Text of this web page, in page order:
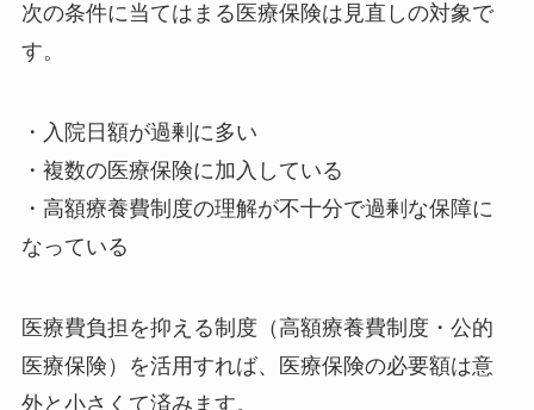
次の条件に当てはまる医療保険は見直しの対象で
す。
・入院日額が過剰に多い
・複数の医療保険に加入している
・高額療養費制度の理解が不十分で過剰な保障に
なっている
医療費負担を抑える制度（高額療養費制度・公的
医療保険）を活用すれば、医療保険の必要額は意
外と小さくて済みます。